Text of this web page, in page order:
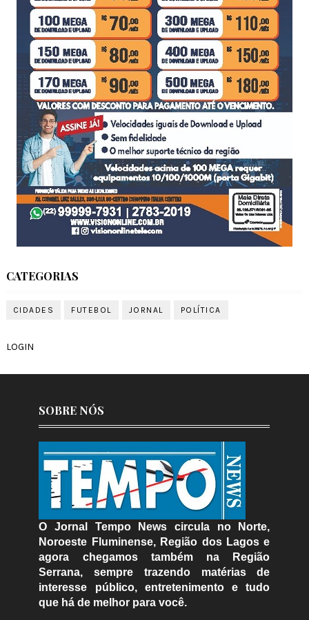
CATEGORIAS
CIDADES FUTEBOL JORNAL POLÍTICA
LOGIN
SOBRE NÓS
O Jornal Tempo News circula no Norte,
Noroeste Fluminense, Região dos Lagos e
agora chegamos também na Região
Serrana, sempre trazendo matérias de
interesse público, entretenimento e tudo
que há de melhor para você.